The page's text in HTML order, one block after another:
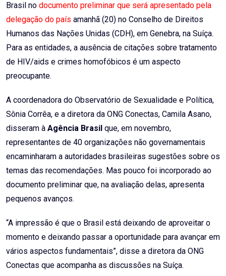
Brasil no documento preliminar que será apresentado pela
delegação do país amanhã (20) no Conselho de Direitos
Humanos das Nações Unidas (CDH), em Genebra, na Suíça.
Para as entidades, a ausência de citações sobre tratamento
de HIV/aids e crimes homofóbicos é um aspecto
preocupante.
A coordenadora do Observatório de Sexualidade e Política,
Sônia Corrêa, e a diretora da ONG Conectas, Camila Asano,
disseram à Agência Brasil que, em novembro,
representantes de 40 organizações não governamentais
encaminharam a autoridades brasileiras sugestões sobre os
temas das recomendações. Mas pouco foi incorporado ao
documento preliminar que, na avaliação delas, apresenta
pequenos avanços.
“A impressão é que o Brasil está deixando de aproveitar o
momento e deixando passar a oportunidade para avançar em
vários aspectos fundamentais”, disse a diretora da ONG
Conectas que acompanha as discussões na Suíça.